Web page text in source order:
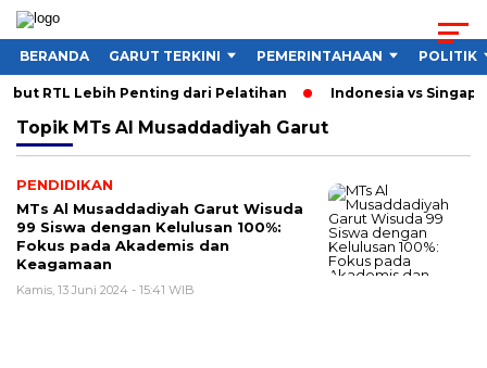
BERANDA GARUT TERKINI PEMERINTAHAAN POLITIK
RTL Lebih Penting dari Pelatihan Indonesia vs
Topik MTs Al Musaddadiyah Garut
PENDIDIKAN
MTs Al Musaddadiyah Garut Wisuda
99 Siswa dengan Kelulusan 100%:
Fokus pada Akademis dan
Keagamaan
Kamis, 13 Juni 2024 - 15:41 WIB